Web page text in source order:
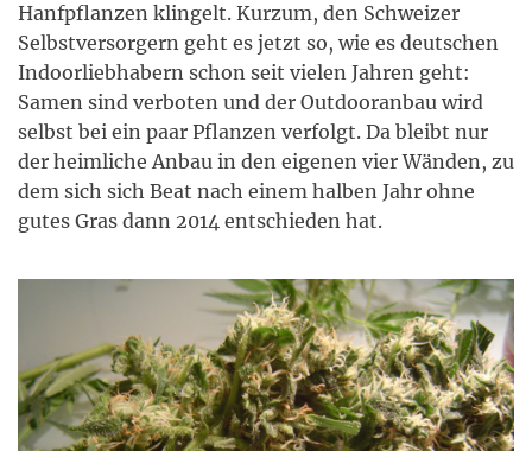
Hanfpflanzen klingelt. Kurzum, den Schweizer
Selbstversorgern geht es jetzt so, wie es deutschen
Indoorliebhabern schon seit vielen Jahren geht:
Samen sind verboten und der Outdooranbau wird
selbst bei ein paar Pflanzen verfolgt. Da bleibt nur
der heimliche Anbau in den eigenen vier Wänden, zu
dem sich sich Beat nach einem halben Jahr ohne
gutes Gras dann 2014 entschieden hat.